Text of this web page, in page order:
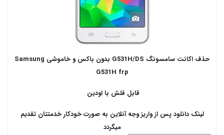
حذف اکانت سامسونگ G531H/DS بدون باکس و خاموشی Samsung
G531H frp
قابل فلش با اودین
لینک دانلود پس از واریز وجه آنلاین به صورت خودکار خدمتتان تقدیم
میگردد